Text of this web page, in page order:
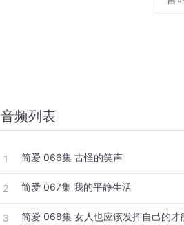
音频列表
1 简爱 066集 古怪的笑声
2 简爱 067集 我的平静生活
3 简爱 068集 女人也应该发挥自己的才